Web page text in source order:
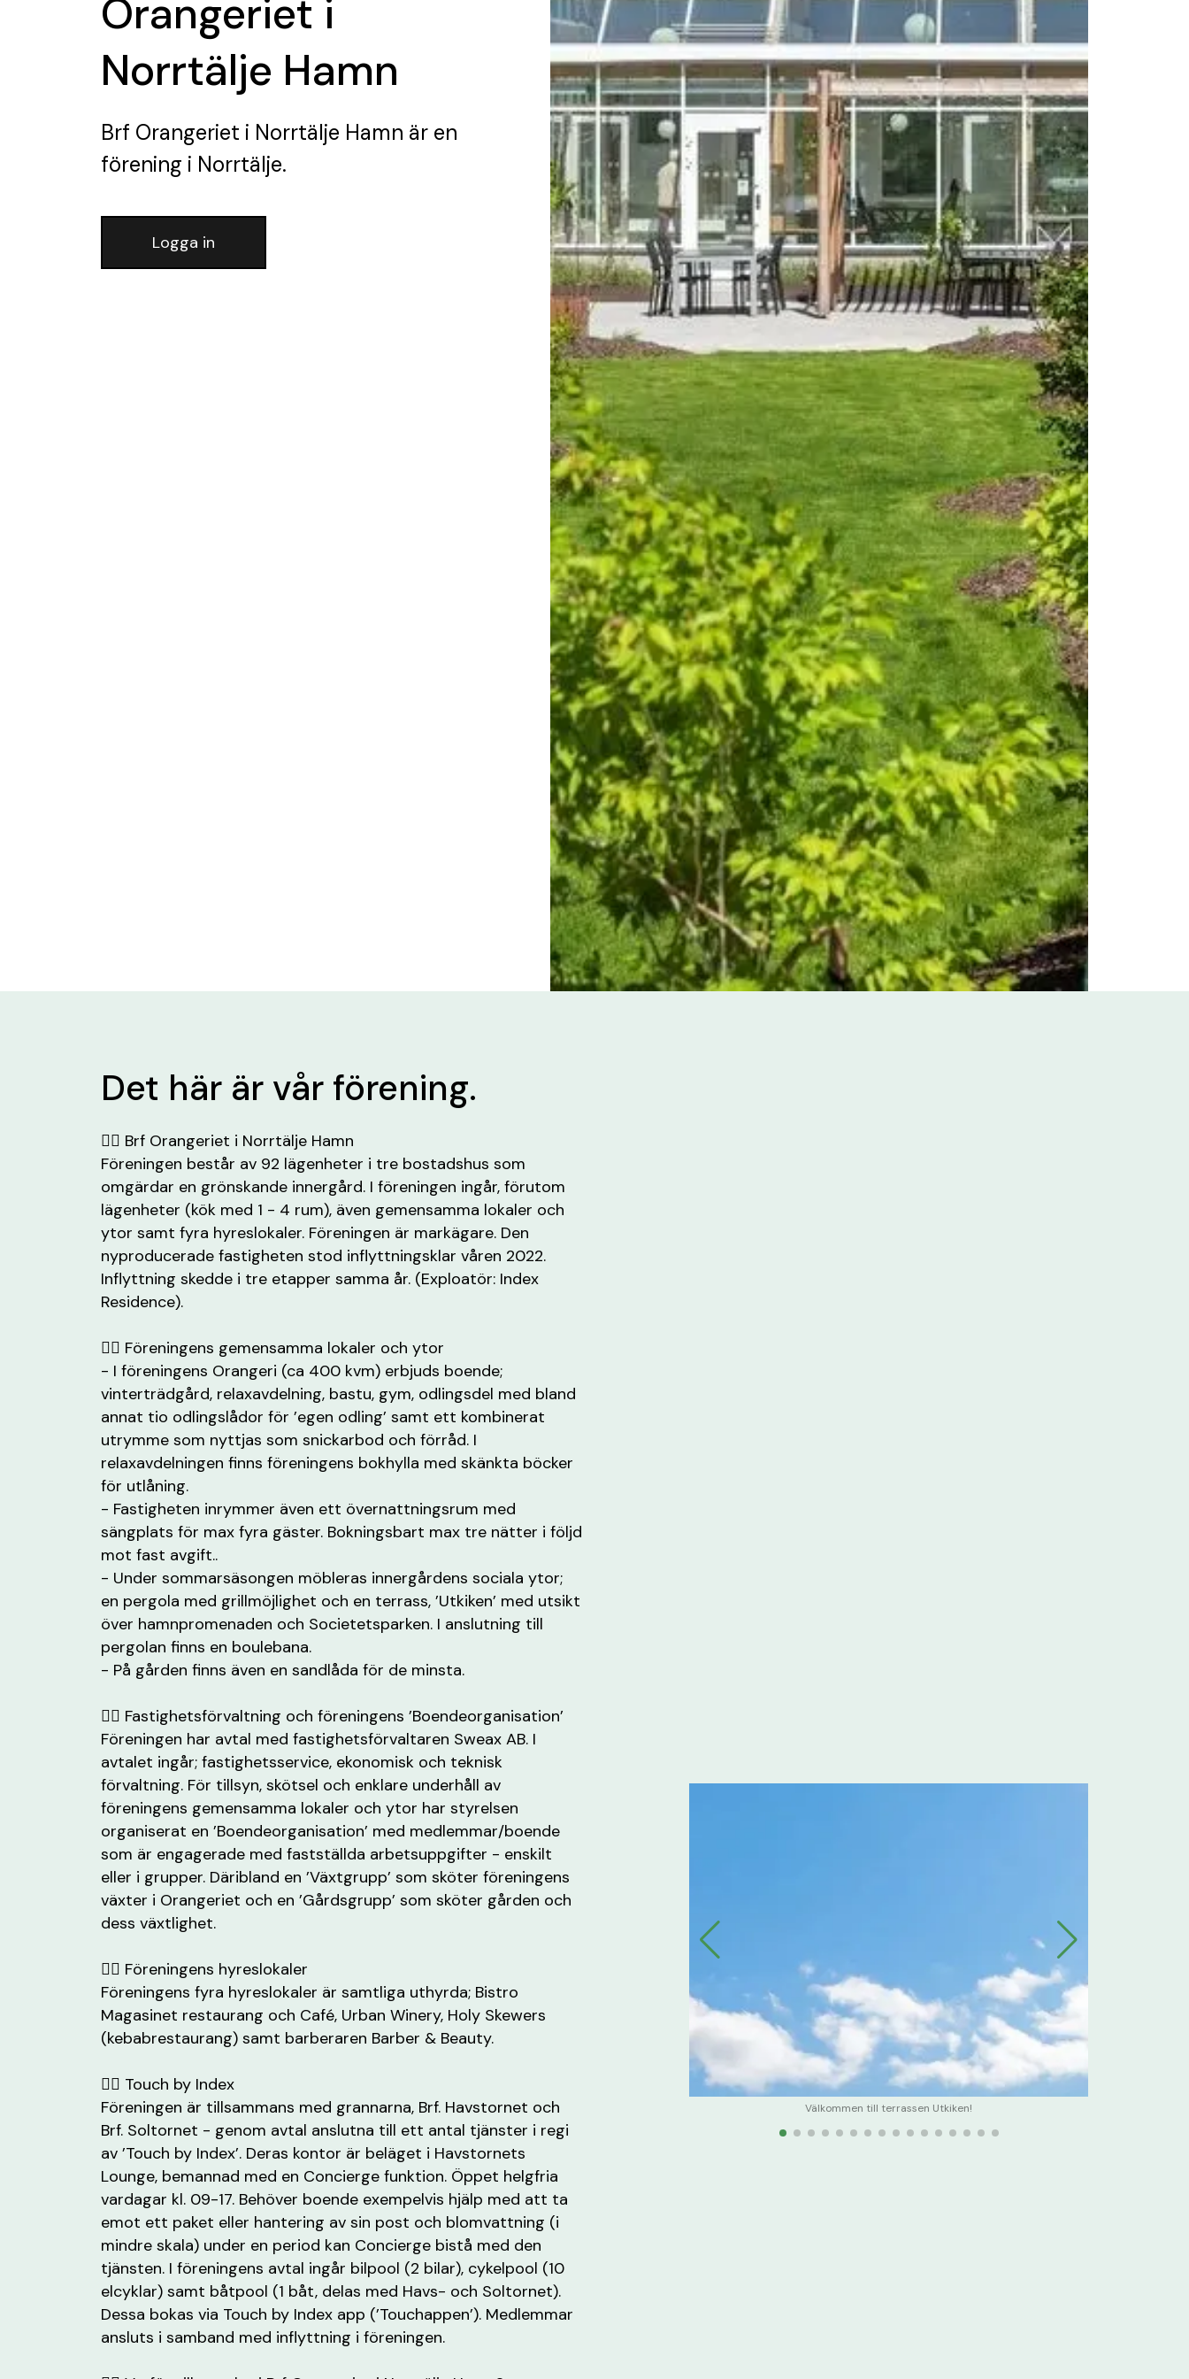
Orangeriet i
Norrtälje Hamn
Brf Orangeriet i Norrtälje Hamn är en
förening i Norrtälje.
Logga in
Det här är vår förening.
✍🏼 Brf Orangeriet i Norrtälje Hamn
Föreningen består av 92 lägenheter i tre bostadshus som
omgärdar en grönskande innergård. I föreningen ingår, förutom
lägenheter (kök med 1 - 4 rum), även gemensamma lokaler och
ytor samt fyra hyreslokaler. Föreningen är markägare. Den
nyproducerade fastigheten stod inflyttningsklar våren 2022.
Inflyttning skedde i tre etapper samma år. (Exploatör: Index
Residence).
✍🏼 Föreningens gemensamma lokaler och ytor
- I föreningens Orangeri (ca 400 kvm) erbjuds boende;
vinterträdgård, relaxavdelning, bastu, gym, odlingsdel med bland
annat tio odlingslådor för ’egen odling’ samt ett kombinerat
utrymme som nyttjas som snickarbod och förråd. I
relaxavdelningen finns föreningens bokhylla med skänkta böcker
för utlåning.
- Fastigheten inrymmer även ett övernattningsrum med
sängplats för max fyra gäster. Bokningsbart max tre nätter i följd
mot fast avgift..
- Under sommarsäsongen möbleras innergårdens sociala ytor;
en pergola med grillmöjlighet och en terrass, ’Utkiken’ med utsikt
över hamnpromenaden och Societetsparken. I anslutning till
pergolan finns en boulebana.
- På gården finns även en sandlåda för de minsta.
✍🏼 Fastighetsförvaltning och föreningens ’Boendeorganisation’
Föreningen har avtal med fastighetsförvaltaren Sweax AB. I
avtalet ingår; fastighetsservice, ekonomisk och teknisk
förvaltning. För tillsyn, skötsel och enklare underhåll av
föreningens gemensamma lokaler och ytor har styrelsen
organiserat en ’Boendeorganisation’ med medlemmar/boende
som är engagerade med fastställda arbetsuppgifter - enskilt
eller i grupper. Däribland en ’Växtgrupp’ som sköter föreningens
växter i Orangeriet och en ’Gårdsgrupp’ som sköter gården och
dess växtlighet.
✍🏼 Föreningens hyreslokaler
Föreningens fyra hyreslokaler är samtliga uthyrda; Bistro
Magasinet restaurang och Café, Urban Winery, Holy Skewers
(kebabrestaurang) samt barberaren Barber & Beauty.
✍🏼 Touch by Index
Föreningen är tillsammans med grannarna, Brf. Havstornet och
Brf. Soltornet - genom avtal anslutna till ett antal tjänster i regi
av ’Touch by Index’. Deras kontor är beläget i Havstornets
Lounge, bemannad med en Concierge funktion. Öppet helgfria
vardagar kl. 09-17. Behöver boende exempelvis hjälp med att ta
emot ett paket eller hantering av sin post och blomvattning (i
mindre skala) under en period kan Concierge bistå med den
tjänsten. I föreningens avtal ingår bilpool (2 bilar), cykelpool (10
elcyklar) samt båtpool (1 båt, delas med Havs- och Soltornet).
Dessa bokas via Touch by Index app (’Touchappen’). Medlemmar
ansluts i samband med inflyttning i föreningen.
Välkommen till terrassen Utkiken!